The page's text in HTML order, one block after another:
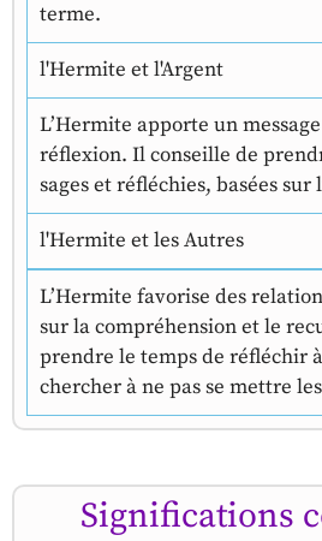
terme.
l'Hermite et l'Argent
L’Hermite apporte un
réflexion. Il conseille de
sages et réfléchies, basées sur
l'Hermite et les Autres
L’Hermite favorise des
sur la compréhension et le
prendre le temps de réfléchir
chercher à ne pas se mettre
Significations